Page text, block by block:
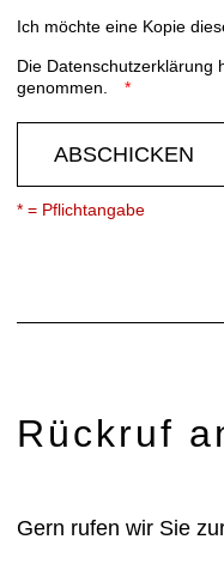
Ich möchte eine Kopie
Die Datenschutzerklärung
genommen.
ABSCHICKEN
* = Pflichtangabe
Rückruf
Gern rufen wir Sie